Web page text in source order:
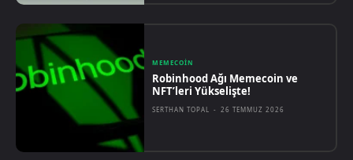
MEMECOIN
Robinhood Ağı Memecoin ve
NFT’leri Yükselişte!
SERTHAN TOPAL - 26 TEMMUZ 2026